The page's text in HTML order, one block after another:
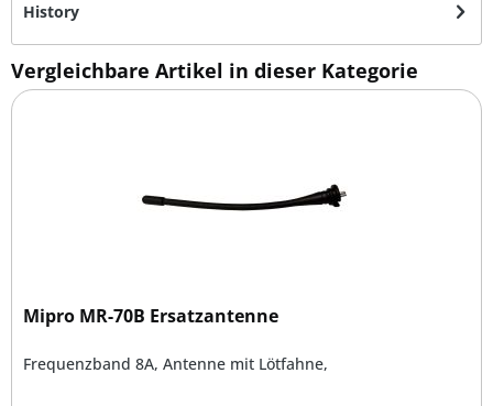
History
Vergleichbare Artikel in dieser Kategorie
Mipro MR-70B Ersatzantenne
Frequenzband 8A, Antenne mit Lötfahne,